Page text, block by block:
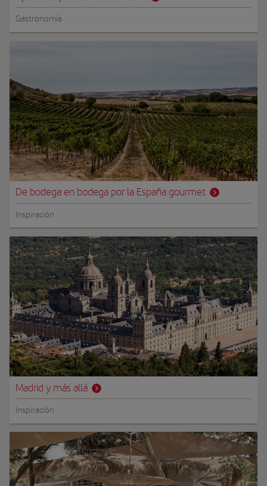
Gastronomía
De bodega en bodega por la España gourmet
Inspiración
Madrid y más allá
Inspiración